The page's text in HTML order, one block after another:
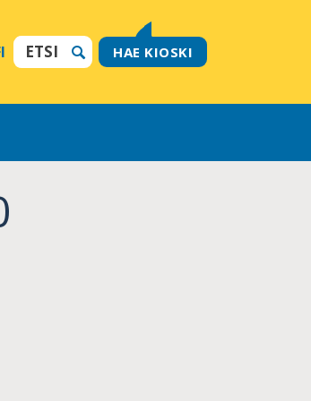
HAE KIOSKI